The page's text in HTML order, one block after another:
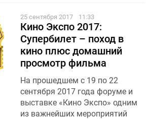
25 сентября 2017 11:33
Кино Экспо 2017:
Супербилет – поход в
кино плюс домашний
просмотр фильма
На прошедшем с 19 по 22
сентября 2017 года форуме и
выставке «Кино Экспо» одним
из важнейших мероприятий